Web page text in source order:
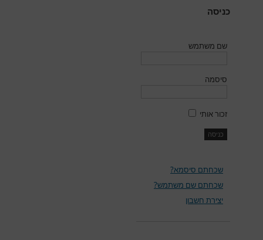
כניסה
שם משתמש
סיסמה
זכור אותי
שכחתם סיסמא?
שכחתם שם משתמש?
יצירת חשבון